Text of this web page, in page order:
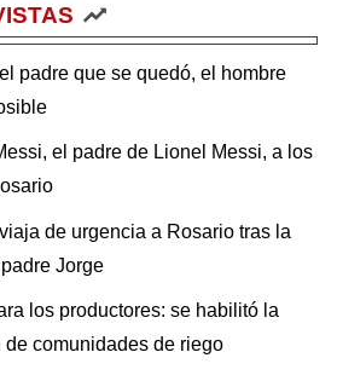
padre que se quedó, el hombre
el padre de Lionel Messi, a los
de urgencia a Rosario tras la
Jorge
los productores: se habilitó la
de comunidades de riego